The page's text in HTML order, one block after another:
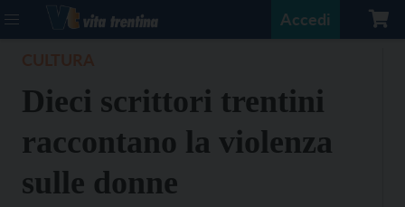
Accedi
Dieci scrittori trentini
raccontano la violenza
sulle donne